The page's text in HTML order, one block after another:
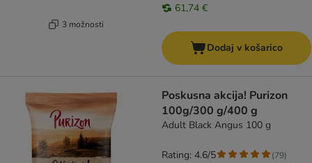
3 možnosti
61,74 €
Dodaj v košarico
Poskusna akcija! Purizon
100g/300 g/400 g
Adult Black Angus 100 g
Rating: 4.6/5 (79)